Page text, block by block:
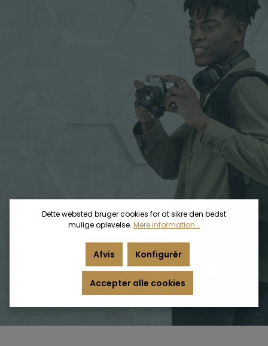
Dette websted bruger cookies for at sikre den bedst
mulige oplevelse. Mere information...
Afvis Konfigurér
Accepter alle cookies